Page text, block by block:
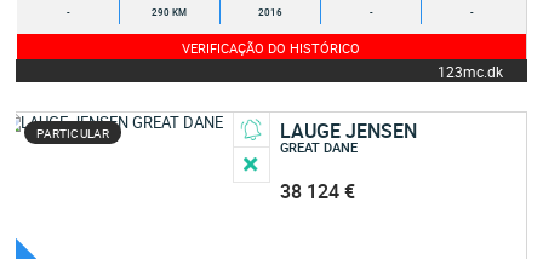
- 290 KM 2016 - -
VERIFICAÇÃO DO HISTÓRICO
123mc.dk
PARTICULAR LAUGE JENSEN
GREAT DANE
38 124 €